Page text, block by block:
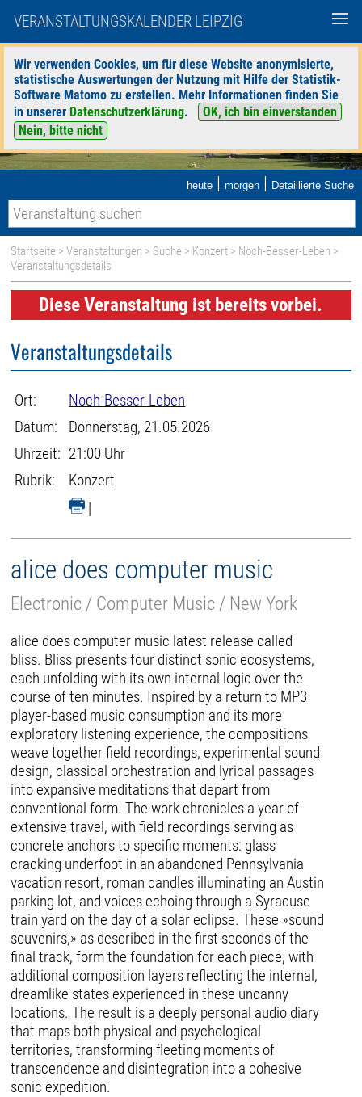
VERANSTALTUNGSKALENDER LEIPZIG
Wir verwenden Cookies, um für diese Website anonymisierte,
statistische Auswertungen der Nutzung mit Hilfe der Statistik-
Software Matomo zu erstellen. Mehr Informationen finden Sie
in unserer Datenschutzerklärung.
OK, ich bin einverstanden
Nein, bitte nicht
heute | morgen | Detaillierte Suche
Startseite >Veranstaltungen > Suche > Konzert > Noch-Besser-Leben >
Veranstaltungsdetails
Diese Veranstaltung ist bereits vorbei.
Veranstaltungsdetails
Ort:
Noch-Besser-Leben
Datum:
Donnerstag, 21.05.2026
Uhrzeit: 21:00 Uhr
Rubrik:
Konzert
|
alice does computer music
Electronic / Computer Music / New York
alice does computer music latest release called
bliss. Bliss presents four distinct sonic ecosystems,
each unfolding with its own internal logic over the
course of ten minutes. Inspired by a return to MP3
player-based music consumption and its more
exploratory listening experience, the compositions
weave together field recordings, experimental sound
design, classical orchestration and lyrical passages
into expansive meditations that depart from
conventional form. The work chronicles a year of
extensive travel, with field recordings serving as
concrete anchors to specific moments: glass
cracking underfoot in an abandoned Pennsylvania
vacation resort, roman candles illuminating an Austin
parking lot, and voices echoing through a Syracuse
train yard on the day of a solar eclipse. These »sound
souvenirs,» as described in the first seconds of the
final track, form the foundation for each piece, with
additional composition layers reflecting the internal,
dreamlike states experienced in these uncanny
locations. The result is a deeply personal audio diary
that maps both physical and psychological
territories, transforming fleeting moments of
transcendence and disintegration into a cohesive
sonic expedition.